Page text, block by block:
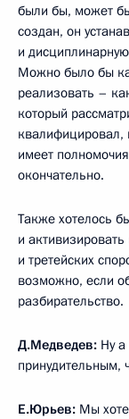
были бы, может
создан, он
и
Можно было бы
реализовать –
который
квалифицировал,
имеет
окончательно.
Также хотелось
и
и третейских
возможно, если
разбирательство.
Д.Медведев: Ну а
принудительным,
Е.Юрьев: Мы